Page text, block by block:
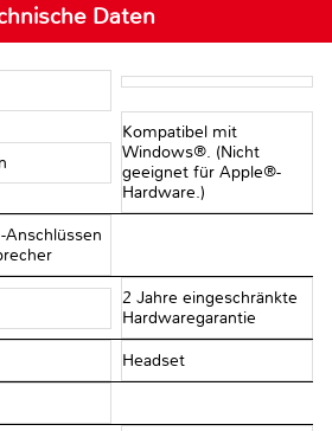
Daten
Kompatibel mit
Windows®. (Nicht
geeignet für Apple®-
Hardware.)
2 Jahre eingeschränkte
Hardwaregarantie
Headset